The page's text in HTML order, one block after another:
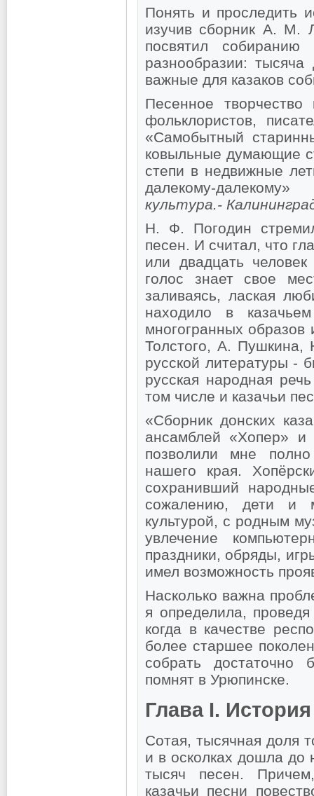
Понять и проследить
изучив сборник А. М.
посвятил собиранию
разнообразии:
важные для казаков
Песенное
фольклористов,
«Самобытный
ковыльные думающие
степи в недвижные
далекому-далекому»
культура.-
Н. Ф. Погодин
песен. И считал, что
или двадцать
голос знает свое
заливаясь, лаская
находило в
многогранных
Толстого, А.
русской литературы -
русская народная
том числе и казачьи
«Сборник донских
ансамблей «Хопер» и
позволили мне полно
нашего края.
сохранивший
сожалению, дети и
культурой, с родным
увлечение
праздники, обряды,
имел возможность
Насколько важна
я определила,
когда в качестве
более старшее
собрать достаточно
помнят в Урюпинске.
Глава I.
Сотая, тысячная доля
и в осколках дошла до
тысяч песен.
казачьи песни